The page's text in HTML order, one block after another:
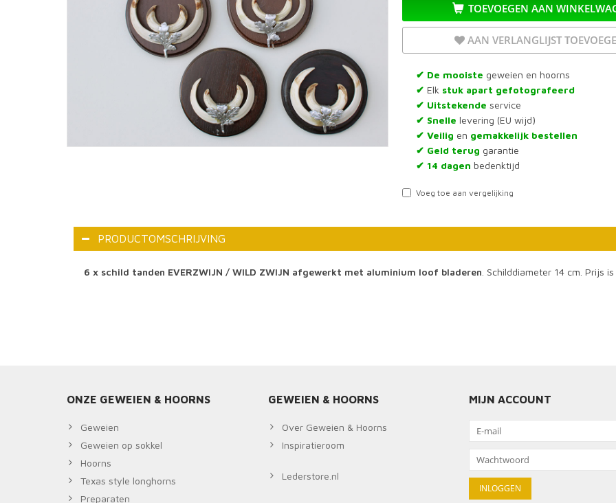
TOEVOEGEN AAN
AAN VERLANGLIJST
✔ De mooiste geweien en hoorns
✔ Elk stuk apart gefotografeerd
✔ Uitstekende service
✔ Snelle levering (EU wijd)
✔ Veilig en gemakkelijk bestellen
✔ Geld terug garantie
✔ 14 dagen bedenktijd
Voeg toe aan vergelijking
PRODUCTOMSCHRIJVING
6 x schild tanden EVERZWIJN / WILD ZWIJN afgewerkt met aluminium loof bladeren . Schilddiameter 14 cm. Prijs
ONZE GEWEIEN & HOORNS
Geweien
Geweien op sokkel
Hoorns
Texas style longhorns
Preparaten
GEWEIEN & HOORNS
Over Geweien & Hoorns
Inspiratieroom
Lederstore.nl
MIJN ACCOUNT